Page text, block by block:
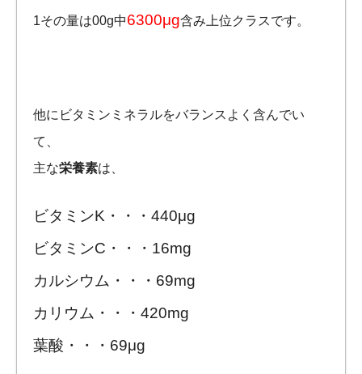
1その量は00g中6300μg含み上位クラスです。
他にビタミンミネラルをバランスよく含んでい
て、
主な栄養素は、
ビタミンK・・・440μg
ビタミンC・・・16mg
カルシウム・・・69mg
カリウム・・・420mg
葉酸・・・69μg